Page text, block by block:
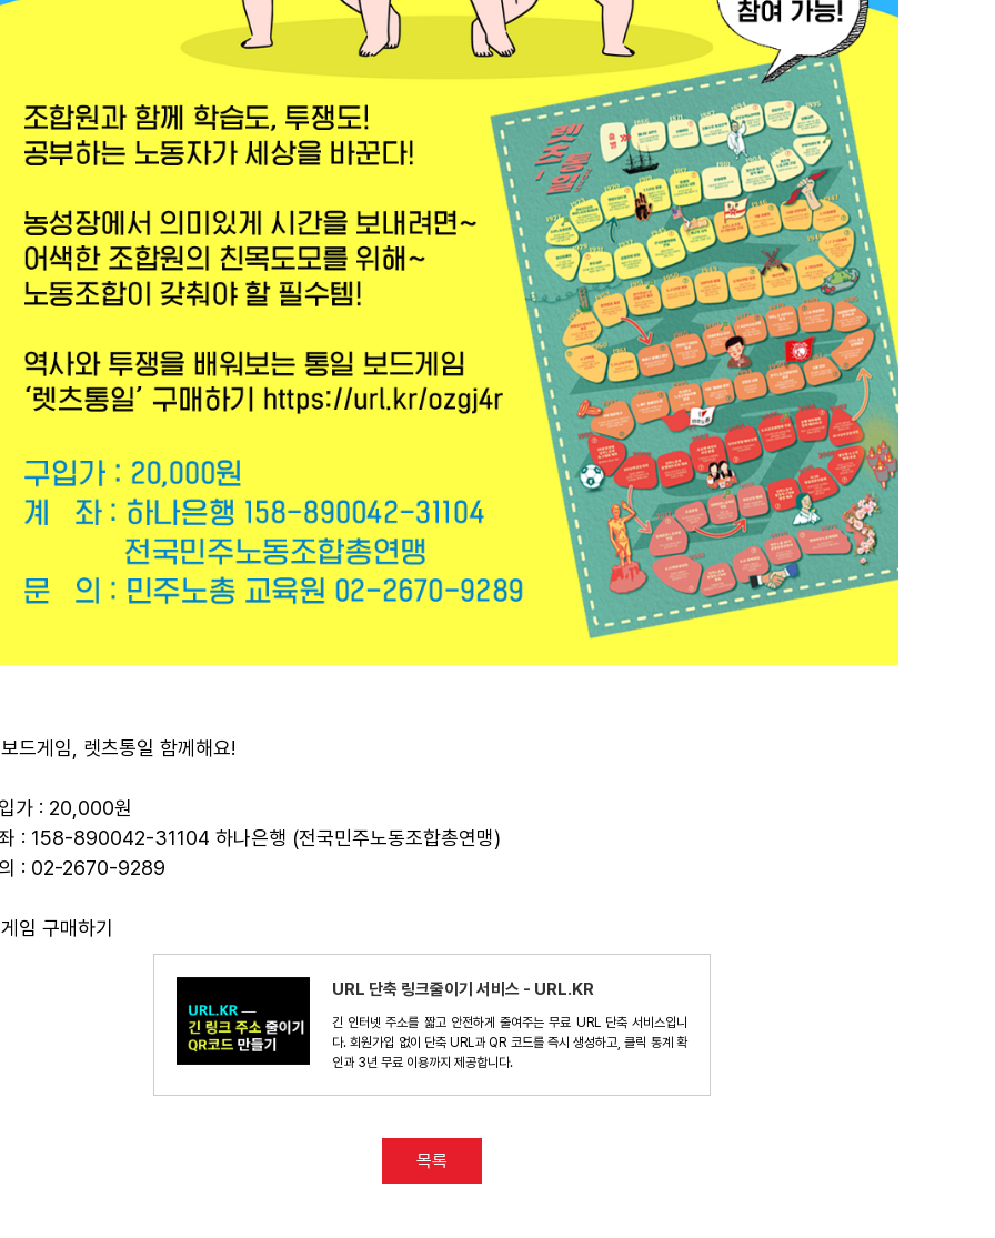
드게임, 렛츠통일 함께해요!
가 : 20,000원
: 158-890042-31104 하나은행 (전국민주노동조합총연맹)
: 02-2670-9289
임 구매하기
URL 단축 링크줄이기 서비스 - URL.KR
긴 인터넷 주소를 짧고 안전하게 줄여주는 무료 URL 단축 서비스입니
다. 회원가입 없이 단축 URL과 QR 코드를 즉시 생성하고, 클릭 통계 확
인과 3년 무료 이용까지 제공합니다.
목록